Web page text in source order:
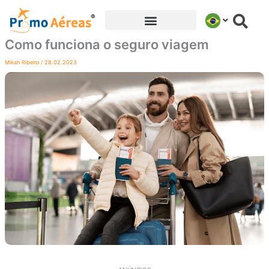
para
Como funciona o seguro viagem
Mikah Ribeiro / 28.02.2023